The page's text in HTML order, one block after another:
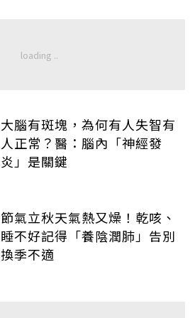
大腦有斑塊，為何有人失智有
人正常？醫：腦內「神經發
炎」是關鍵
節氣立秋天氣熱又燥！乾咳、
睡不好記得「養陰潤肺」告別
換季不適